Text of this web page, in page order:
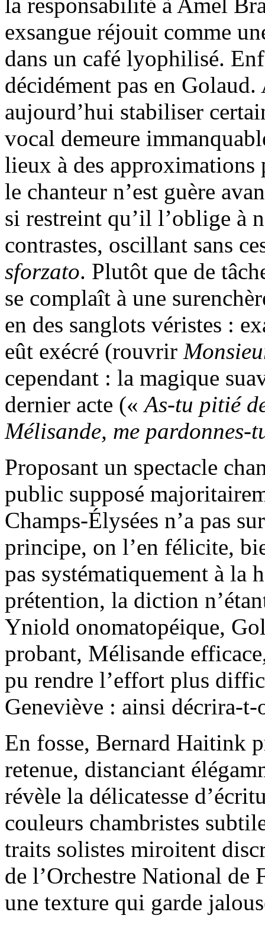
exsangue réjouit comme
dans un café lyophilisé.
décidément pas en
aujourd’hui stabiliser
vocal demeure
lieux à des approximations
le chanteur n’est guère
si restreint qu’il l’oblige à
contrastes, oscillant sans
sforzato. Plutôt que de
se complaît à une
en des sanglots véristes :
eût exécré (rouvrir
cependant : la magique
dernier acte («As-tu pitié
Mélisande, me pardonnes-
Proposant un spectacle
public supposé
Champs-Élysées n’a pas
principe, on l’en félicite,
pas systématiquement à la
prétention, la diction
Yniold onomatopéique,
probant, Mélisande
pu rendre l’effort plus
Geneviève : ainsi décrira-
En fosse, Bernard Haitink
retenue, distanciant
révèle la délicatesse
couleurs chambristes
traits solistes miroitent
de l’Orchestre National de
une texture qui garde